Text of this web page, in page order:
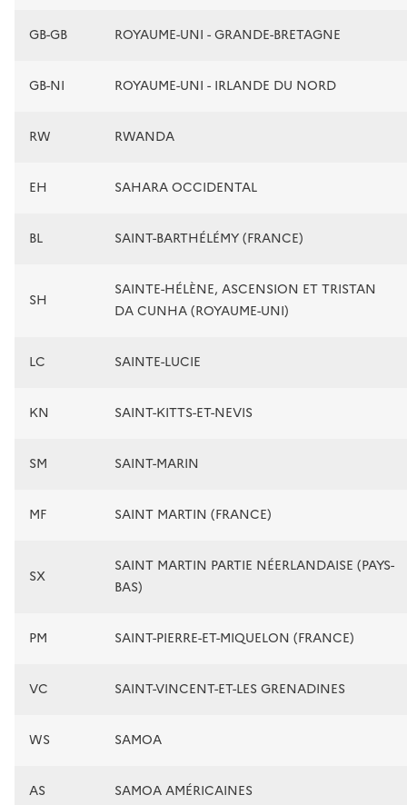
GB-GB ROYAUME-UNI - GRANDE-BRETAGNE
GB-NI ROYAUME-UNI - IRLANDE DU NORD
RW RWANDA
EH SAHARA OCCIDENTAL
BL SAINT-BARTHÉLÉMY (FRANCE)
SH
SAINTE-HÉLÈNE, ASCENSION ET TRISTAN
DA CUNHA (ROYAUME-UNI)
LC SAINTE-LUCIE
KN SAINT-KITTS-ET-NEVIS
SM SAINT-MARIN
MF SAINT MARTIN (FRANCE)
SX
SAINT MARTIN PARTIE NÉERLANDAISE (PAYS-
BAS)
PM SAINT-PIERRE-ET-MIQUELON (FRANCE)
VC SAINT-VINCENT-ET-LES GRENADINES
WS SAMOA
AS SAMOA AMÉRICAINES